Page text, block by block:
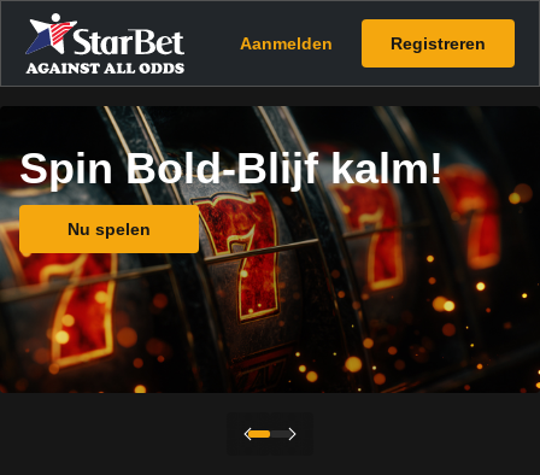
Aanmelden Registreren
Spin Bold-Blijf kalm!
Nu spelen